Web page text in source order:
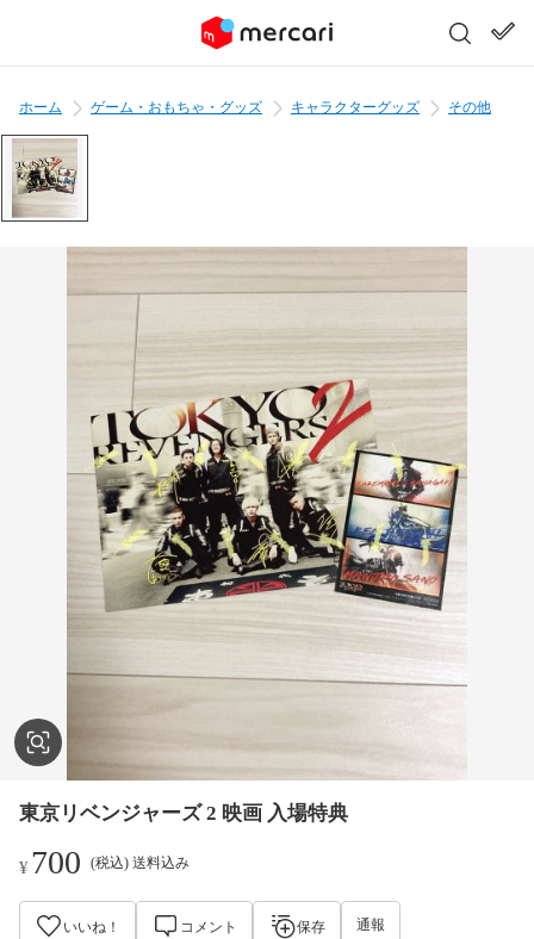
ホーム ゲーム・おもちゃ・グッズ キャラクターグッズ その他
東京リベンジャーズ 2 映画 入場特典
¥700 (税込) 送料込み
いいね！ コメント 保存 通報